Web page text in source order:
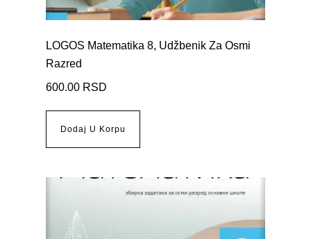
LOGOS Matematika 8, Udžbenik Za Osmi
Razred
600.00 RSD
Dodaj U Korpu